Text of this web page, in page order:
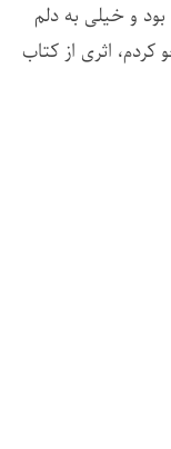
و خیلی به دلم
اثری از کتاب